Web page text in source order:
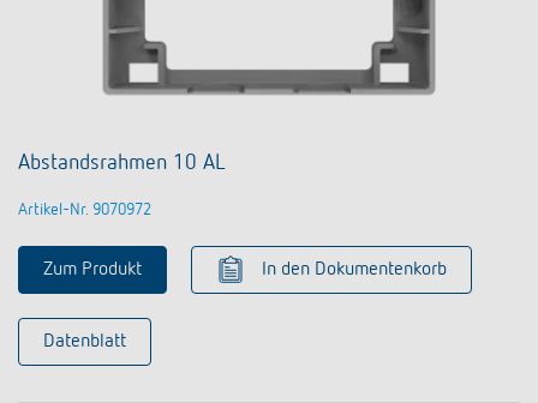
Abstandsrahmen 10 AL
Artikel-Nr. 9070972
Zum Produkt In den Dokumentenkorb
Datenblatt